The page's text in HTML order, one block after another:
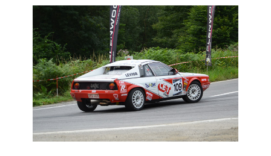
MONTAGNE
EVÈNEMENTS
CALENDRIER
FOCUS